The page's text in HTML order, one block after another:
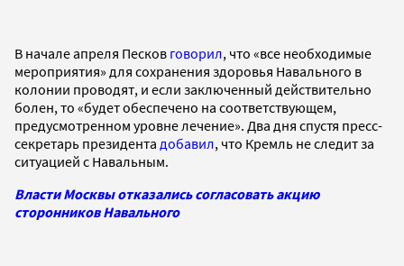
В начале апреля Песков говорил, что «все необходимые
мероприятия» для сохранения здоровья Навального в
колонии проводят, и если заключенный действительно
болен, то «будет обеспечено на соответствующем,
предусмотренном уровне лечение». Два дня спустя пресс-
секретарь президента добавил, что Кремль не следит за
ситуацией с Навальным.
Власти Москвы отказались согласовать акцию
сторонников Навального